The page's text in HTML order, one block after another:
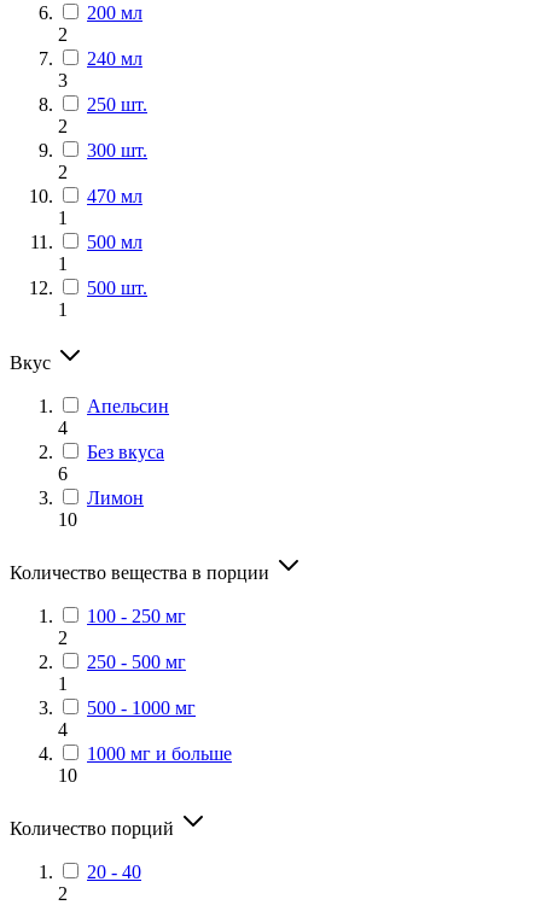
200 мл
2
240 мл
3
250 шт.
2
300 шт.
2
470 мл
1
500 мл
1
500 шт.
1
Вкус
Апельсин
4
Без вкуса
6
Лимон
10
Количество вещества в порции
100 - 250 мг
2
250 - 500 мг
1
500 - 1000 мг
4
1000 мг и больше
10
Количество порций
20 - 40
2